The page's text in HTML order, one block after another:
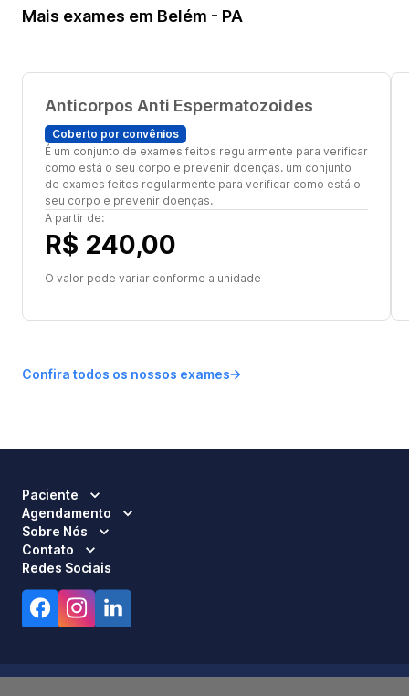
Mais exames em Belém - PA
Anticorpos Anti Espermatozoides
Coberto por convênios
É um conjunto de exames feitos regularmente para verificar
como está o seu corpo e prevenir doenças. um conjunto
de exames feitos regularmente para verificar como está o
seu corpo e prevenir doenças.
A partir de:
R$ 240,00
O valor pode variar conforme a unidade
Confira todos os nossos exames
Paciente
Agendamento
Sobre Nós
Contato
Redes Sociais